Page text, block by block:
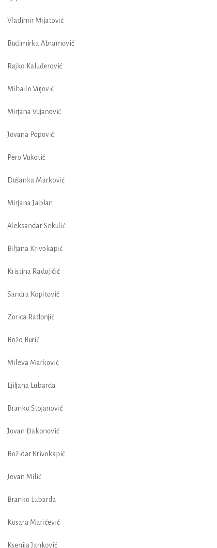
Vladimir Mijatović
Budimirka Abramović
Rajko Kaluđerović
Mihailo Vujović
Mirjana Vujanović
Jovana Popović
Pero Vukotić
Dušanka Marković
Mirjana Jablan
Aleksandar Sekulić
Biljana Krivokapić
Kristina Radojičić
Sandra Kopitović
Zorica Radonjić
Božo Burić
Mileva Marković
Ljiljana Lubarda
Branko Stojanović
Jovan Đakonović
Božidar Krivokapić
Jovan Milić
Branko Lubarda
Kosara Marićević
Ksenija Janković